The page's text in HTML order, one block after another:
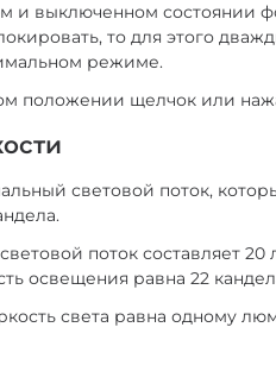
и выключенном состоянии
то для этого
режиме.
положении щелчок или
световой поток,
поток составляет
освещения равна 22
света равна одному